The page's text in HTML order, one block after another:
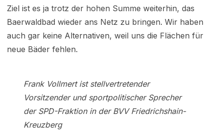
Ziel ist es ja trotz der hohen Summe weiterhin, das
Baerwaldbad wieder ans Netz zu bringen. Wir haben
auch gar keine Alternativen, weil uns die Flächen für
neue Bäder fehlen.
Frank Vollmert ist stellvertretender
Vorsitzender und sportpolitischer Sprecher
der SPD-Fraktion in der BVV Friedrichshain-
Kreuzberg